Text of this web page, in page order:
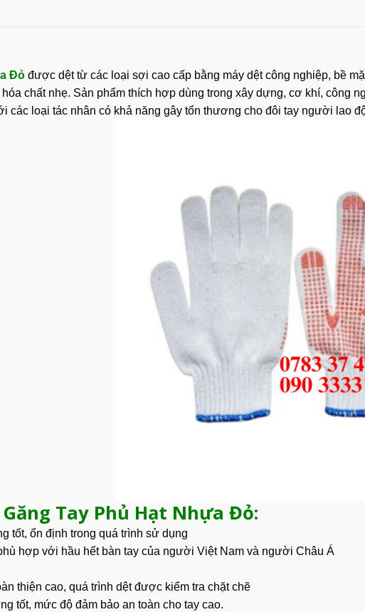
Đỏ được dệt từ các loại sợi cao cấp bằng máy dệt công nghiệp, bề
chất nhẹ. Sản phẩm thích hợp dùng trong xây dựng, cơ khí,
các loại tác nhân có khả năng gây tổn thương cho đôi tay người lao
Tay Phủ Hạt Nhựa Đỏ:
tốt, ổn định trong quá trình sử dụng
hợp với hầu hết bàn tay của người Việt Nam và người Châu Á
thiện cao, quá trình dệt được kiểm tra chặt chẽ
tốt, mức độ đảm bảo an toàn cho tay cao.